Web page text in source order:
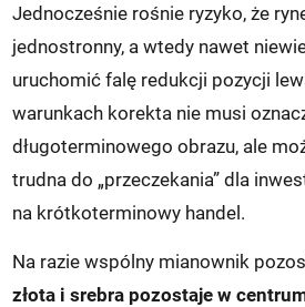
Jednocześnie rośnie ryzyko, że
jednostronny, a wtedy nawet
uruchomić falę redukcji pozycji
warunkach korekta nie musi
długoterminowego obrazu, ale
trudna do „przeczekania” dla
na krótkoterminowy handel.
Na razie wspólny mianownik
złota i srebra pozostaje w